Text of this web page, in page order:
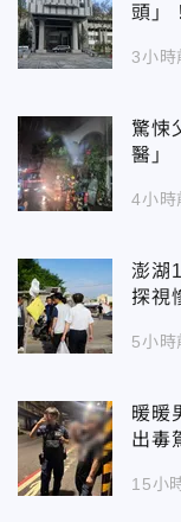
頭」
3小時
驚悚
醫」
4小時
澎湖
探視
5小時
暖暖
出毒
15小